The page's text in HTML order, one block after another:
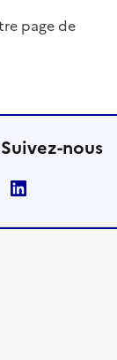
page de
Suivez-nous